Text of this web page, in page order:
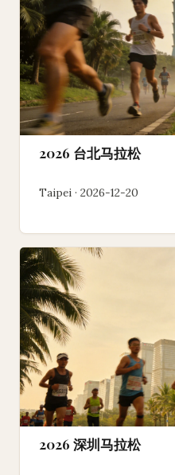
2026 台北马拉松
Taipei · 2026-12-20
2026 深圳马拉松